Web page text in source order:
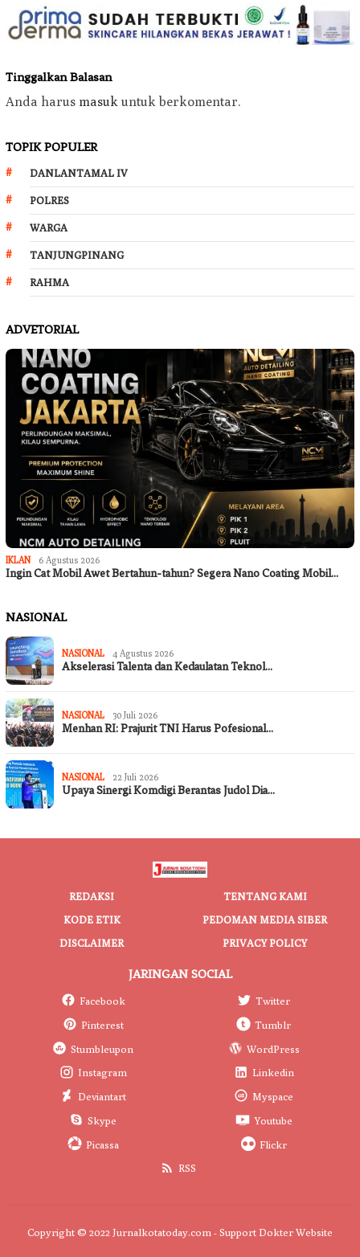
Tinggalkan Balasan
Anda harus masuk untuk berkomentar.
TOPIK POPULER
DANLANTAMAL IV
POLRES
WARGA
TANJUNGPINANG
RAHMA
ADVETORIAL
IKLAN 6 Agustus 2026
Ingin Cat Mobil Awet Bertahun-tahun? Segera Nano Coating Mobil…
NASIONAL
NASIONAL 4 Agustus 2026
Akselerasi Talenta dan Kedaulatan Teknol…
NASIONAL 30 Juli 2026
Menhan RI: Prajurit TNI Harus Pofesional…
NASIONAL 22 Juli 2026
Upaya Sinergi Komdigi Berantas Judol Dia…
REDAKSI
TENTANG KAMI
KODE ETIK
PEDOMAN MEDIA SIBER
DISCLAIMER
PRIVACY POLICY
JARINGAN SOCIAL
Facebook
Twitter
Pinterest
Tumblr
Stumbleupon
WordPress
Instagram
Linkedin
Deviantart
Myspace
Skype
Youtube
Picassa
Flickr
RSS
Copyright © 2022 Jurnalkotatoday.com - Support Dokter Website